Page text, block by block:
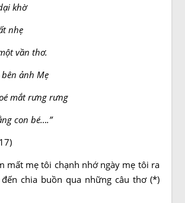
khờ
nhẹ
vần thơ.
ảnh Mẹ
mắt rưng rưng
con bé….”
mất mẹ tôi chạnh nhớ ngày mẹ tôi ra
chia buồn qua những câu thơ (*)